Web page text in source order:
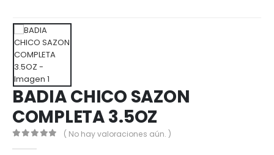
BADIA CHICO SAZON
COMPLETA 3.5OZ
( No hay valoraciones aún. )